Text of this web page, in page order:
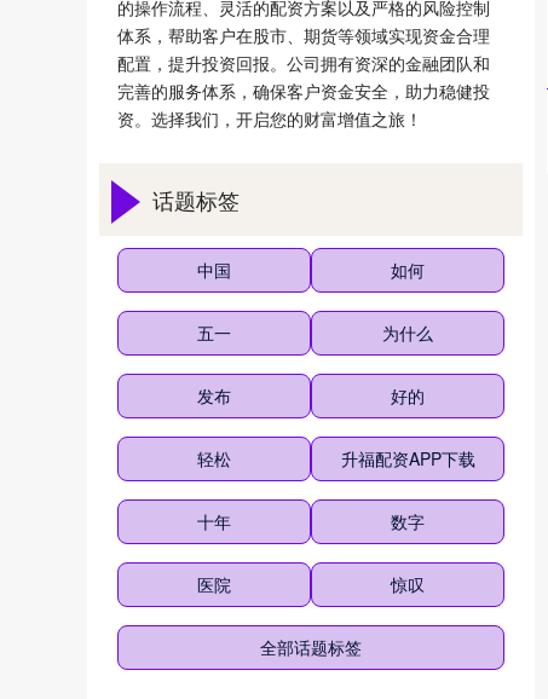
的操作流程、灵活的配资方案以及严格的风险控制
体系，帮助客户在股市、期货等领域实现资金合理
配置，提升投资回报。公司拥有资深的金融团队和
完善的服务体系，确保客户资金安全，助力稳健投
资。选择我们，开启您的财富增值之旅！
话题标签
中国 如何
五一 为什么
发布 好的
轻松 升福配资APP下载
十年 数字
医院 惊叹
全部话题标签